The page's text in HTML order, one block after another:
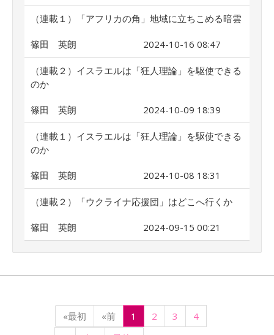
（連載１）「アフリカの角」地域に立ちこめる暗雲
篠田 英朗 2024-10-16 08:47
（連載２）イスラエルは「狂人理論」を駆使できる
のか
篠田 英朗 2024-10-09 18:39
（連載１）イスラエルは「狂人理論」を駆使できる
のか
篠田 英朗 2024-10-08 18:31
（連載２）「ウクライナ応援団」はどこへ行くか
篠田 英朗 2024-09-15 00:21
«最初 «前 1 2 3
4